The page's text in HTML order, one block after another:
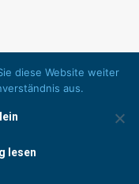
diese Website weiter
aus.
lesen